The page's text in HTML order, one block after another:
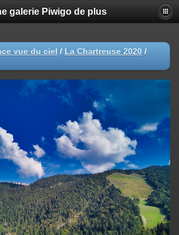
galerie Piwigo de plus
vue du ciel / La Chartreuse 2020 /